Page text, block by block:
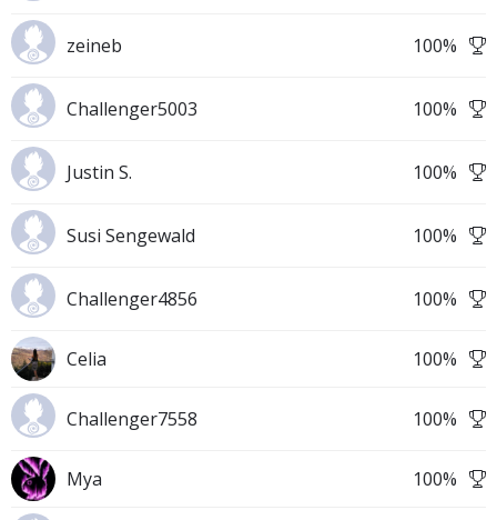
zeineb 100%
Challenger5003 100%
Justin S. 100%
Susi Sengewald 100%
Challenger4856 100%
Celia 100%
Challenger7558 100%
Mya 100%